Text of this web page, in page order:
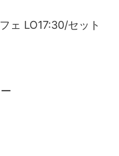
ェ LO17:30/セット